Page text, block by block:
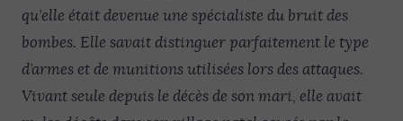
qu’elle était devenue une spécialiste du bruit des
bombes. Elle savait distinguer parfaitement le type
d’armes et de munitions utilisées lors des attaques.
Vivant seule depuis le décès de son mari, elle avait